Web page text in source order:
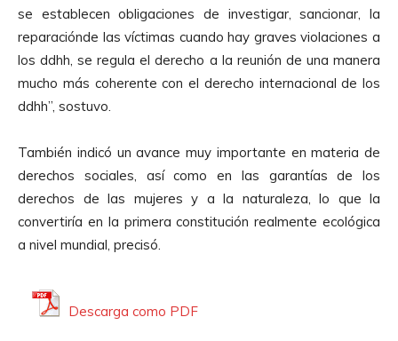
se establecen obligaciones de investigar, sancionar, la
reparaciónde las víctimas cuando hay graves violaciones a
los ddhh, se regula el derecho a la reunión de una manera
mucho más coherente con el derecho internacional de los
ddhh”, sostuvo.
También indicó un avance muy importante en materia de
derechos sociales, así como en las garantías de los
derechos de las mujeres y a la naturaleza, lo que la
convertiría en la primera constitución realmente ecológica
a nivel mundial, precisó.
Descarga como PDF